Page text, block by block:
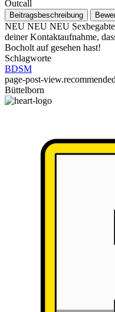
Outcall
Beitragsbeschreibung
NEU NEU NEU
deiner Kontaktaufnahme,
Bocholt auf gesehen hast!
Schlagworte
BDSM
page-post-
Büttelborn